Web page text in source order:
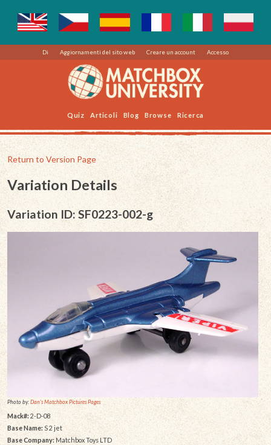
Di Aggiornamenti del sito web Creare un account Accesso
Quiz Articoli Blog Browse Ricerca
Return to Version Page
Variation Details
Variation ID: SF0223-002-g
Photo by:Dan's Matchbox Pictures Pages
Mack#: 2-D-08
Base Name: S 2 jet
Base Company: Matchbox Toys LTD